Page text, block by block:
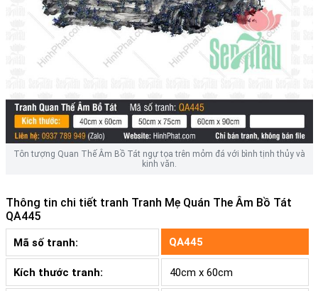
Tôn tượng Quan Thế Âm Bồ Tát ngự tọa trên mỏm đá với bình tịnh thủy và
kinh văn.
Thông tin chi tiết tranh Tranh Mẹ Quán The Âm Bồ Tát
QA445
Mã số tranh: QA445
Kích thước tranh: 40cm x 60cm